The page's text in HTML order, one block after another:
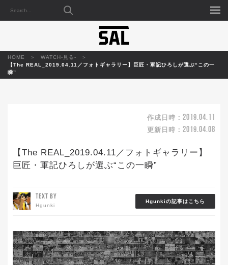
HOME
WATCH-見る-
【The REAL_2019.04.11／フォトギャラリー】巨匠・軍記ひろしが選ぶ“この一
瞬”
作成日時： 2019.04.11
更新日時： 2019.04.08
【The REAL_2019.04.11／フォトギャラリー】
巨匠・軍記ひろしが選ぶ“この一瞬”
TEXT BY
Hgunki
Hgunkiの記事はこちら